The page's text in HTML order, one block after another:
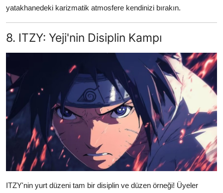
yatakhanedeki karizmatik atmosfere kendinizi bırakın.
8. ITZY: Yeji'nin Disiplin Kampı
ITZY'nin yurt düzeni tam bir disiplin ve düzen örneği! Üyeler